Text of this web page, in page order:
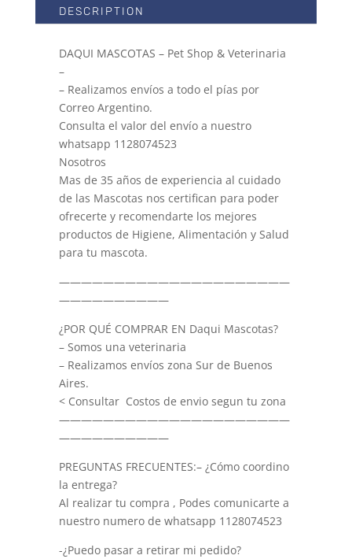
DESCRIPTION
DAQUI MASCOTAS – Pet Shop & Veterinaria
–
– Realizamos envíos a todo el pías por
Correo Argentino.
Consulta el valor del envío a nuestro
whatsapp 1128074523
Nosotros
Mas de 35 años de experiencia al cuidado
de las Mascotas nos certifican para poder
ofrecerte y recomendarte los mejores
productos de Higiene, Alimentación y Salud
para tu mascota.
—————————————————————
——————————
¿POR QUÉ COMPRAR EN Daqui Mascotas?
– Somos una veterinaria
– Realizamos envíos zona Sur de Buenos
Aires.
< Consultar Costos de envio segun tu zona
—————————————————————
——————————
PREGUNTAS FRECUENTES:– ¿Cómo coordino
la entrega?
Al realizar tu compra , Podes comunicarte a
nuestro numero de whatsapp 1128074523
-¿Puedo pasar a retirar mi pedido?